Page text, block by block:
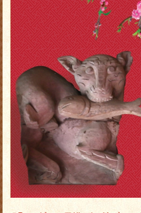
Trang chủ Hòm thư điện tử
Tìm kiếm